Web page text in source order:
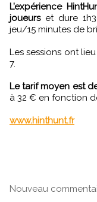
L’expérience
joueurset dure
jeu/15 minutes de
Les sessions ont
7.
Le tarif moyen est
à 32 € en fonction
www.hinthunt.fr
Nouveau